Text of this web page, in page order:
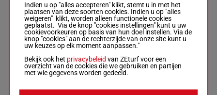
RAUCO
Rodolfo
Sebastian Dores
Cabrera-Raul
Andres
Montesino
Serrano
Box: 9 - H/4 -
1p 5p 4p 6p 8p
H/4
55.5
kg
1p 5p 4p
6p 8p
9
Indien u op "alles accepteren" klikt, stemt u in met het
plaatsen van deze soorten cookies. Indien u op "alles
weigeren" klikt, worden alleen functionele cookies
geplaatst. Via de knop "cookies instellingen" kunt u uw
cookievoorkeuren op basis van hun doel instellen. Via de
knop "cookies" aan de rechterzijde van onze site kunt u
uw keuzes op elk moment aanpassen."
Bekijk ook het privacybeleid van ZEturf voor een
overzicht van de cookies die we gebruiken en partijen
met wie gegevens worden gedeeld.